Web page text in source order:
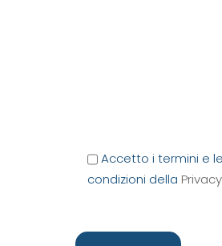
Accetto i termini e le
condizioni della